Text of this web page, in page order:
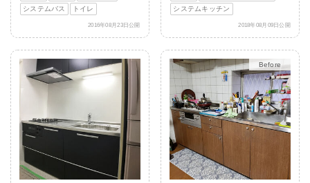
システムバス
トイレ
2016年08月23日公開
システムキッチン
2018年08月09日公開
After